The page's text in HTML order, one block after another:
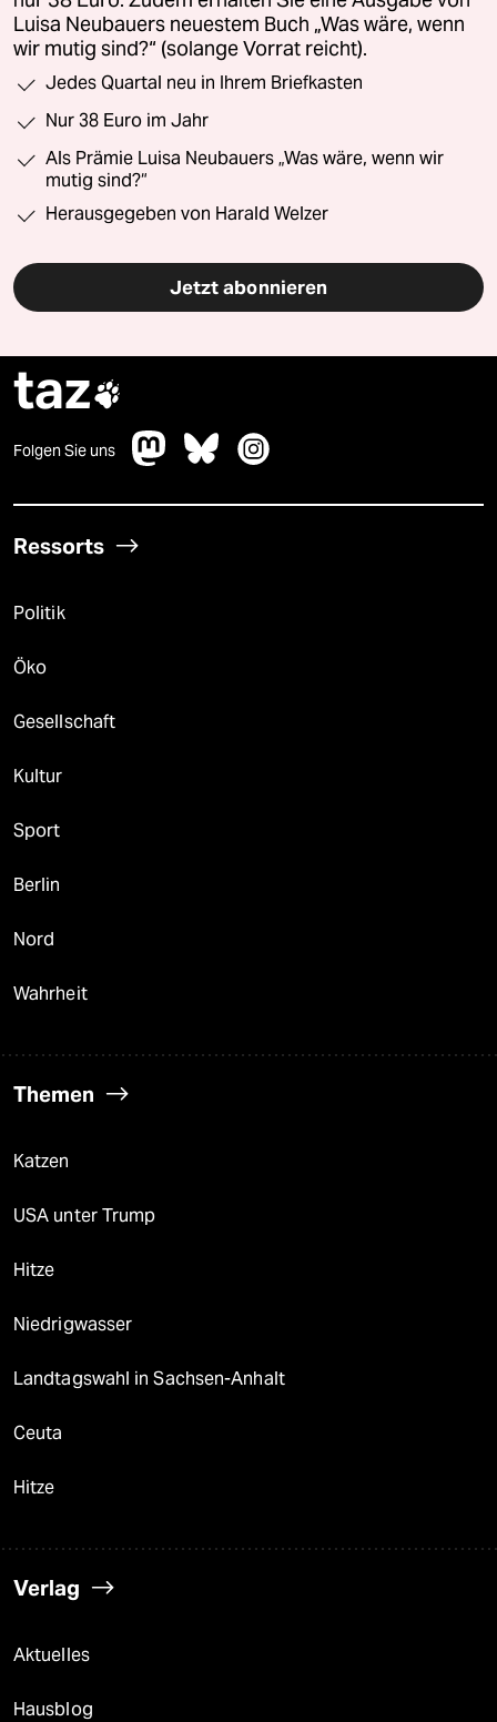
Luisa Neubauers neuestem Buch „Was wäre, wenn
wir mutig sind?“ (solange Vorrat reicht).
Jedes Quartal neu in Ihrem Briefkasten
Nur 38 Euro im Jahr
Als Prämie Luisa Neubauers „Was wäre, wenn wir
mutig sind?“
Herausgegeben von Harald Welzer
Jetzt abonnieren
taz
Folgen Sie uns
Ressorts
Politik
Öko
Gesellschaft
Kultur
Sport
Berlin
Nord
Wahrheit
Themen
Katzen
USA unter Trump
Hitze
Niedrigwasser
Landtagswahl in Sachsen-Anhalt
Ceuta
Hitze
Verlag
Aktuelles
Hausblog